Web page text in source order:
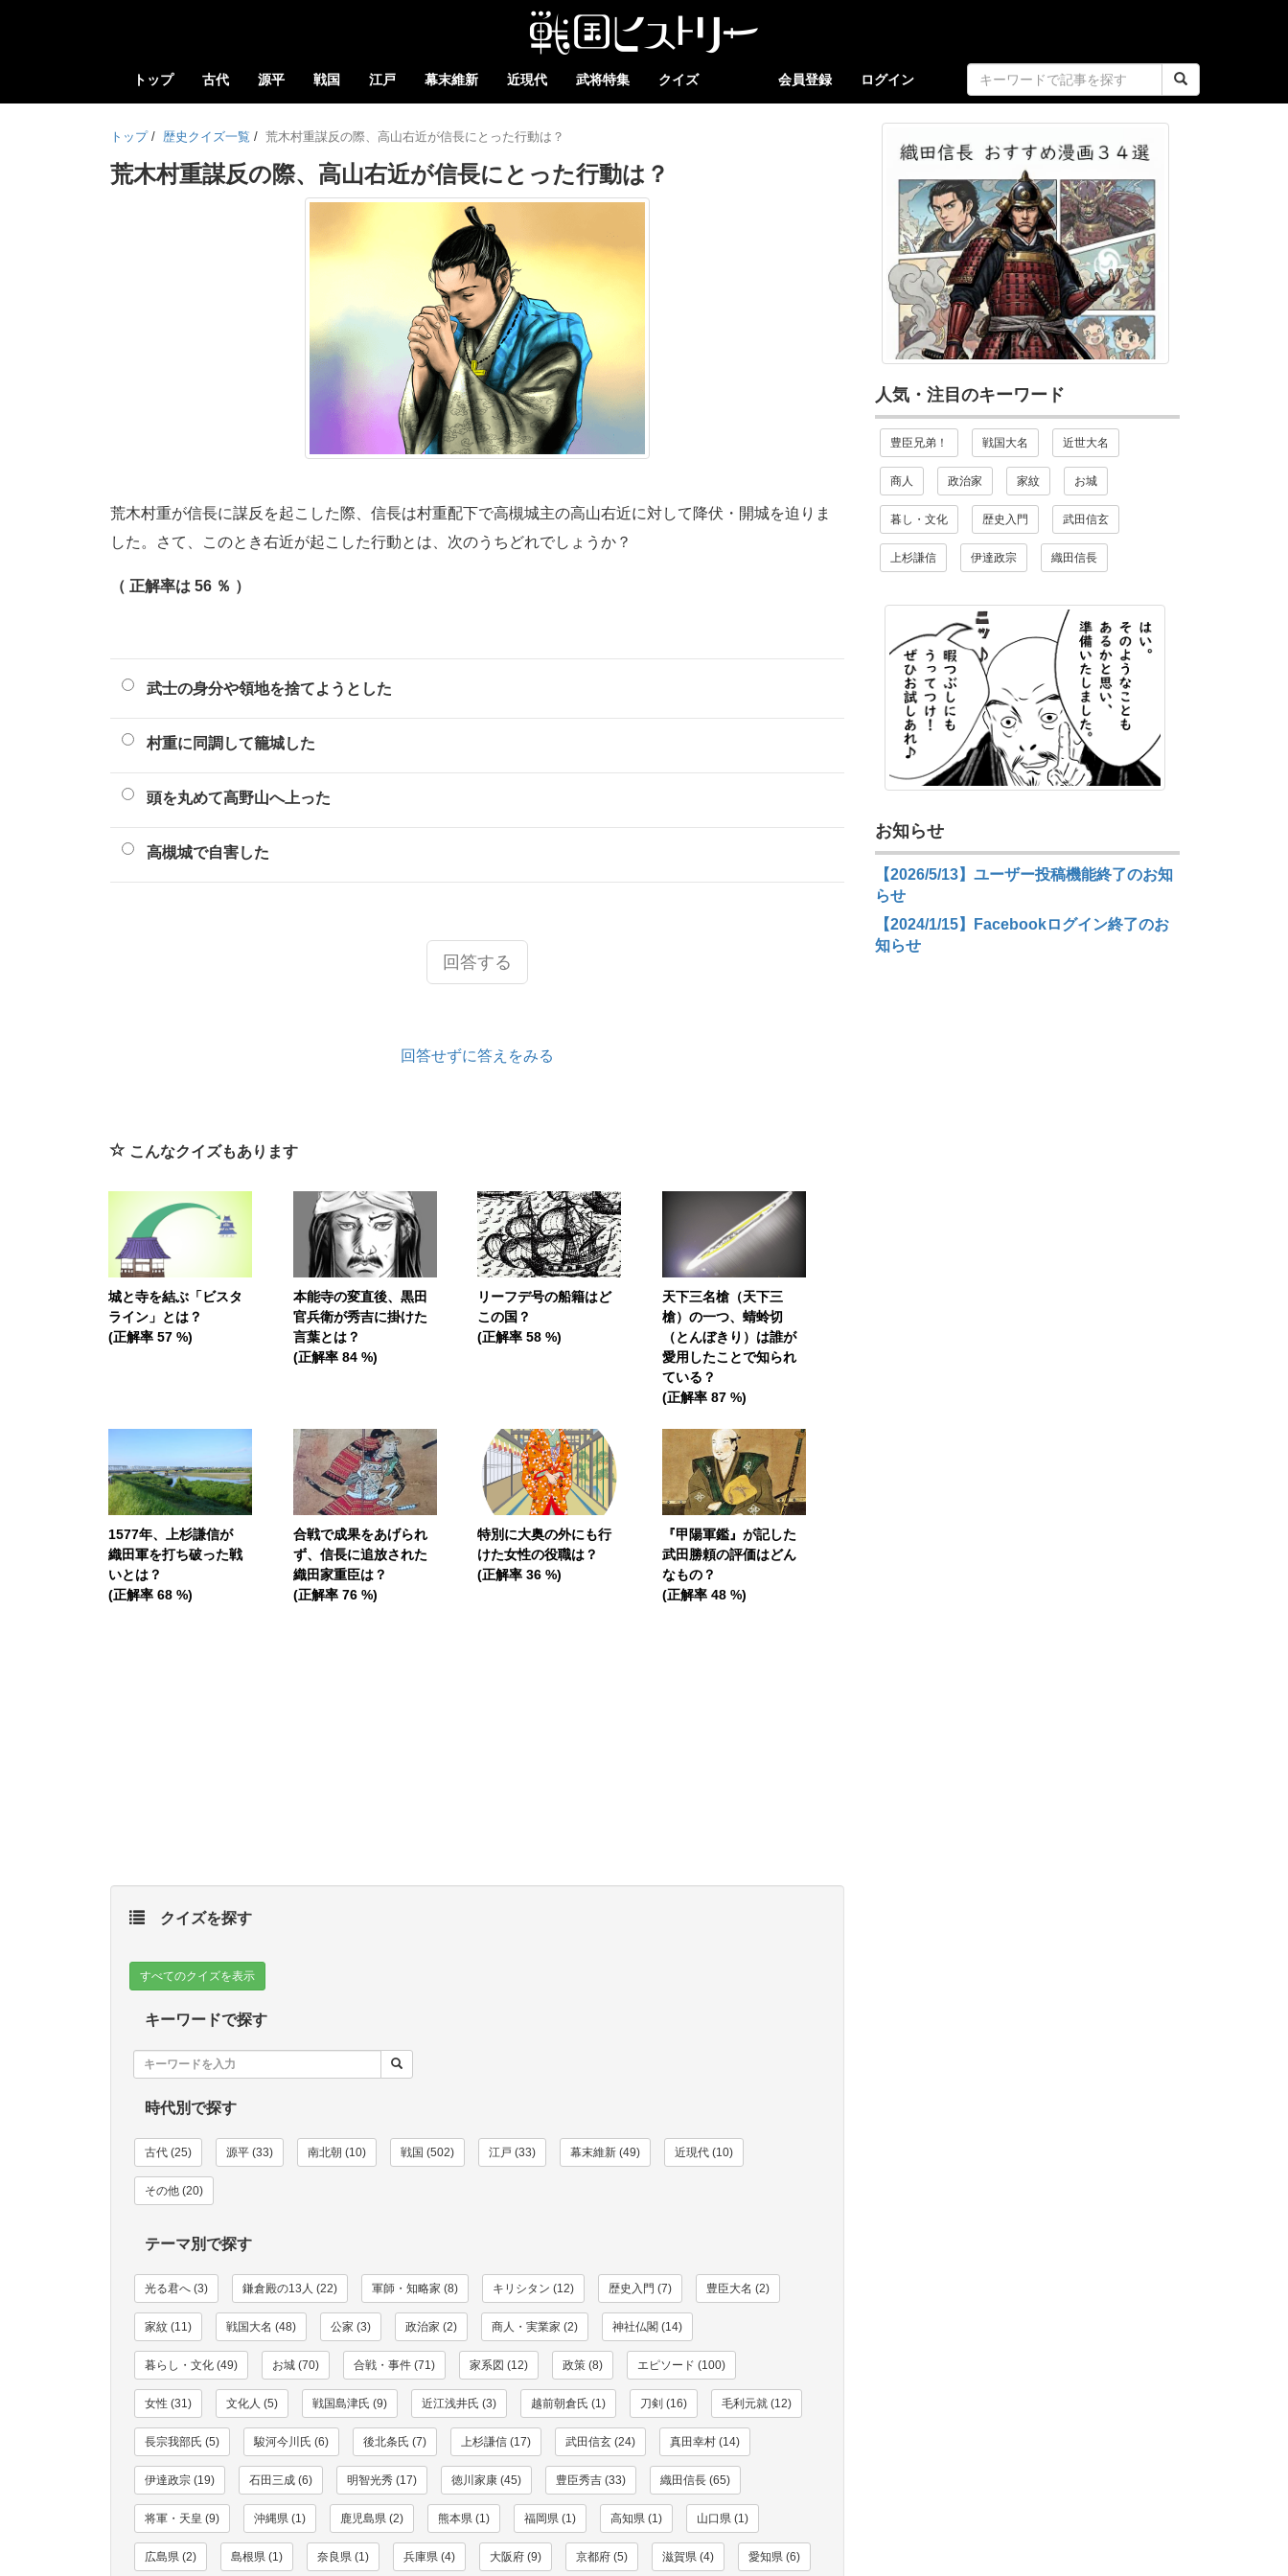
トップ 古代 源平 戦国 江戸 幕末維新 近現代 武将特集 クイズ 会員登録 ログイン
トップ / 歴史クイズ一覧 / 荒木村重謀反の際、高山右近が信長にとった行動は？
荒木村重謀反の際、高山右近が信長にとった行動は？
荒木村重が信長に謀反を起こした際、信長は村重配下で高槻城主の高山右近に対して降伏・開城を迫りま
した。さて、このとき右近が起こした行動とは、次のうちどれでしょうか？
（ 正解率は 56 ％ ）
武士の身分や領地を捨てようとした
村重に同調して籠城した
頭を丸めて高野山へ上った
高槻城で自害した
回答する
回答せずに答えをみる
こんなクイズもあります
城と寺を結ぶ「ビスタ
ライン」とは？
(正解率 57 %)
本能寺の変直後、黒田
官兵衛が秀吉に掛けた
言葉とは？
(正解率 84 %)
リーフデ号の船籍はど
この国？
(正解率 58 %)
天下三名槍（天下三
槍）の一つ、蜻蛉切
（とんぼきり）は誰が
愛用したことで知られ
ている？
(正解率 87 %)
1577年、上杉謙信が
織田軍を打ち破った戦
いとは？
(正解率 68 %)
合戦で成果をあげられ
ず、信長に追放された
織田家重臣は？
(正解率 76 %)
特別に大奥の外にも行
けた女性の役職は？
(正解率 36 %)
『甲陽軍鑑』が記した
武田勝頼の評価はどん
なもの？
(正解率 48 %)
クイズを探す
すべてのクイズを表示
キーワードで探す
時代別で探す
古代 (25) 源平 (33) 南北朝 (10) 戦国 (502) 江戸 (33) 幕末維新 (49) 近現代 (10)
その他 (20)
テーマ別で探す
光る君へ (3) 鎌倉殿の13人 (22) 軍師・知略家 (8) キリシタン (12) 歴史入門 (7) 豊臣大名 (2)
家紋 (11) 戦国大名 (48) 公家 (3) 政治家 (2) 商人・実業家 (2) 神社仏閣 (14)
暮らし・文化 (49) お城 (70) 合戦・事件 (71) 家系図 (12) 政策 (8) エピソード (100)
女性 (31) 文化人 (5) 戦国島津氏 (9) 近江浅井氏 (3) 越前朝倉氏 (1) 刀剣 (16) 毛利元就 (12)
長宗我部氏 (5) 駿河今川氏 (6) 後北条氏 (7) 上杉謙信 (17) 武田信玄 (24) 真田幸村 (14)
伊達政宗 (19) 石田三成 (6) 明智光秀 (17) 徳川家康 (45) 豊臣秀吉 (33) 織田信長 (65)
将軍・天皇 (9) 沖縄県 (1) 鹿児島県 (2) 熊本県 (1) 福岡県 (1) 高知県 (1) 山口県 (1)
広島県 (2) 島根県 (1) 奈良県 (1) 兵庫県 (4) 大阪府 (9) 京都府 (5) 滋賀県 (4) 愛知県 (6)
人気・注目のキーワード
豊臣兄弟！ 戦国大名 近世大名
商人 政治家 家紋 お城
暮し・文化 歴史入門 武田信玄
上杉謙信 伊達政宗 織田信長
お知らせ
【2026/5/13】ユーザー投稿機能終了のお知
らせ
【2024/1/15】Facebookログイン終了のお
知らせ